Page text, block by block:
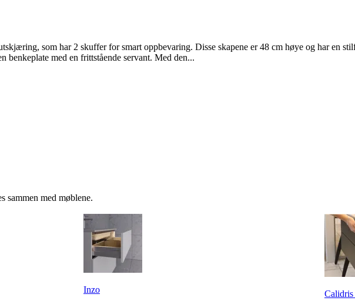
som har 2 skuffer for smart oppbevaring. Disse skapene er 48 cm høye og har en
benkeplate med en frittstående servant. Med den...
sammen med møblene.
Inzo